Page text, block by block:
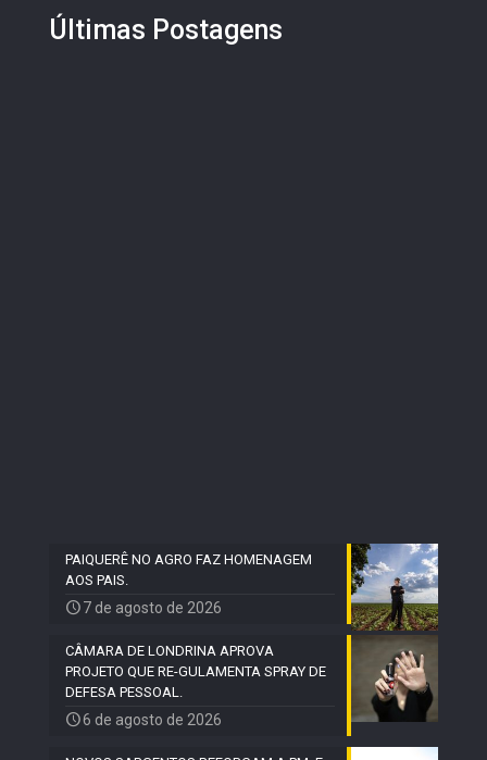
Últimas Postagens
PAIQUERÊ NO AGRO FAZ HOMENAGEM
AOS PAIS.
7 de agosto de 2026
CÂMARA DE LONDRINA APROVA
PROJETO QUE RE-GULAMENTA SPRAY DE
DEFESA PESSOAL.
6 de agosto de 2026